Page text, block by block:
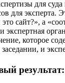
для
для
сайт?», а
экспертная
которое
и